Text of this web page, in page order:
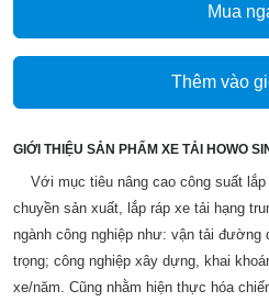
Mua
Thêm vào
GIỚI THIỆU SẢN PHẨM XE TẢI HOWO
Với mục tiêu nâng cao công suất lắp
chuyền sản xuất, lắp ráp xe tải hạng
ngành công nghiệp như: vận tải
trọng; công nghiệp xây dựng, khai
xe/năm. Cũng nhằm hiện thực hóa